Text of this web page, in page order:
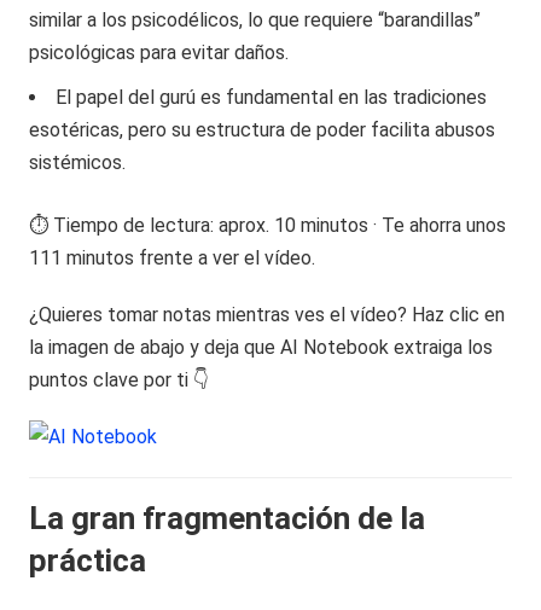
similar a los psicodélicos, lo que requiere “barandillas”
psicológicas para evitar daños.
El papel del gurú es fundamental en las tradiciones
esotéricas, pero su estructura de poder facilita abusos
sistémicos.
⏱️ Tiempo de lectura: aprox. 10 minutos · Te ahorra unos
111 minutos frente a ver el vídeo.
¿Quieres tomar notas mientras ves el vídeo? Haz clic en
la imagen de abajo y deja que AI Notebook extraiga los
puntos clave por ti 👇
La gran fragmentación de la
práctica